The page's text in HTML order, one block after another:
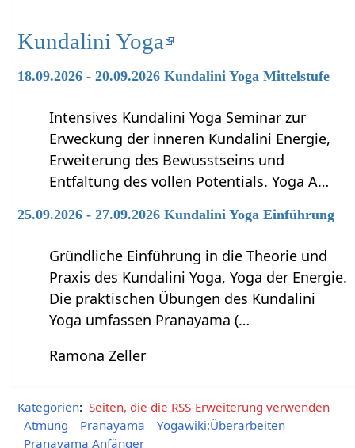
Kundalini Yoga
18.09.2026 - 20.09.2026 Kundalini Yoga Mittelstufe
Intensives Kundalini Yoga Seminar zur
Erweckung der inneren Kundalini Energie,
Erweiterung des Bewusstseins und
Entfaltung des vollen Potentials. Yoga A…
25.09.2026 - 27.09.2026 Kundalini Yoga Einführung
Gründliche Einführung in die Theorie und
Praxis des Kundalini Yoga, Yoga der Energie.
Die praktischen Übungen des Kundalini
Yoga umfassen Pranayama (…
Ramona Zeller
Kategorien: Seiten, die die RSS-Erweiterung verwenden
Atmung
Pranayama
Yogawiki:Überarbeiten
Pranayama Anfänger